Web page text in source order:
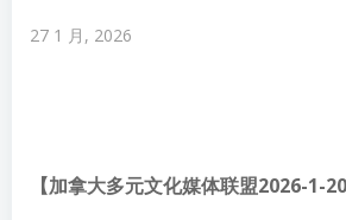
27 1 月, 2026
【加拿大多元文化媒体联盟2026-1-20